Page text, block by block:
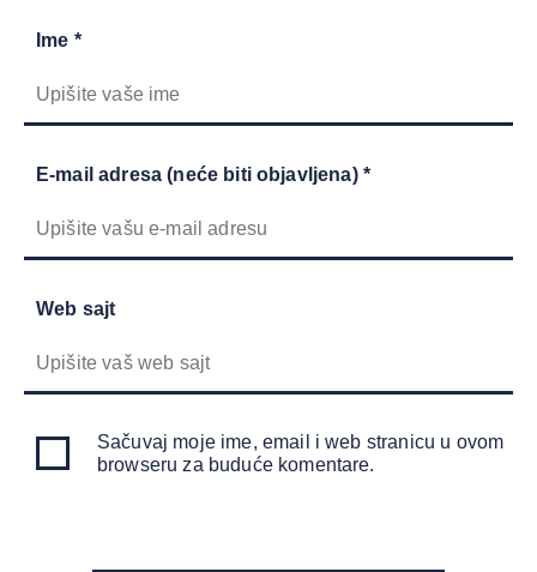
Ime *
E-mail adresa (neće biti objavljena) *
Web sajt
Sačuvaj moje ime, email i web stranicu u ovom
browseru za buduće komentare.